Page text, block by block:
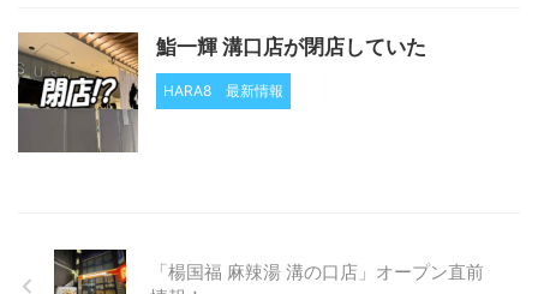
鮨一輝 溝口店が閉店していた
HARA8 最新情報
「楊国福 麻辣湯 溝の口店」オープン直前